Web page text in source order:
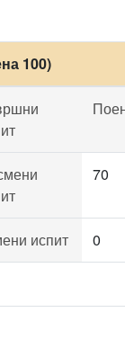
100)
70
испит 0